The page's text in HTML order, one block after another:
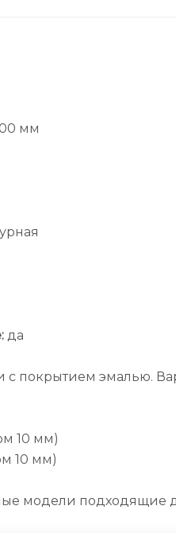
мм
да
покрытием эмалью.
10 мм)
10 мм)
модели подходящие